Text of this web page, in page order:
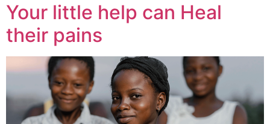
Your little help can Heal
their pains